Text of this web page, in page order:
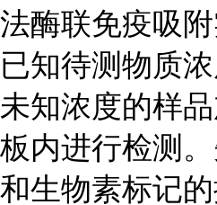
法酶联免疫吸
已知待测物质浓
未知浓度的样
板内进行检测
和生物素标记